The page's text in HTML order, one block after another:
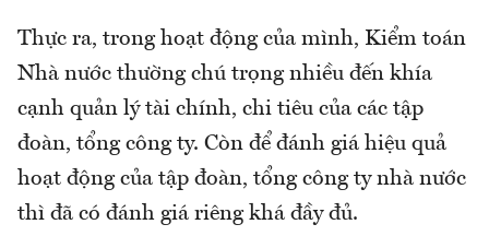
Thực ra, trong hoạt động của mình, Kiểm toán
Nhà nước thường chú trọng nhiều đến khía
cạnh quản lý tài chính, chi tiêu của các tập
đoàn, tổng công ty. Còn để đánh giá hiệu quả
hoạt động của tập đoàn, tổng công ty nhà nước
thì đã có đánh giá riêng khá đầy đủ.